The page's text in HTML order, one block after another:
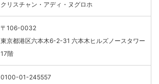
クリスチャン・アディ・ヌグロホ
〒106-0032
東京都港区六本木6-2-31 六本木ヒルズノースタワー
17階
0100-01-245557